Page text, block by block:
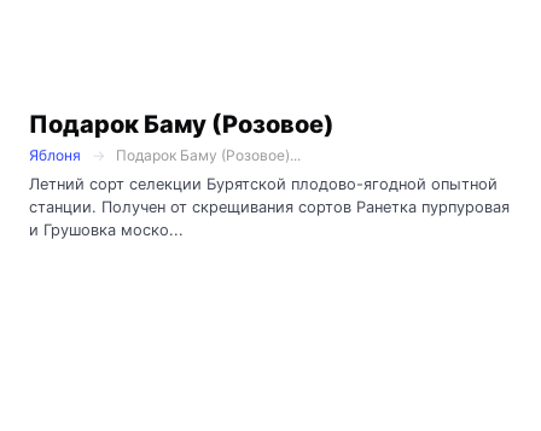
Подарок Баму (Розовое)
Яблоня
Подарок Баму (Розовое)...
Летний сорт селекции Бурятской плодово-ягодной опытной
станции. Получен от скрещивания сортов Ранетка пурпуровая
и Грушовка моско...